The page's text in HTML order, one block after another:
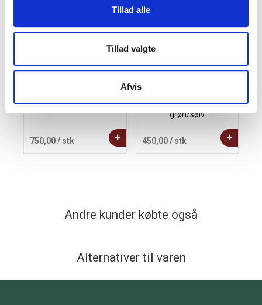
Tillad alle
Tillad valgte
Afvis
eg/røget eg, H18,5 cm.
750,00/ stk +
Georg H15.5 cm
grøn/sølv
450,00 / stk +
Andre kunder købte også
Alternativer til varen